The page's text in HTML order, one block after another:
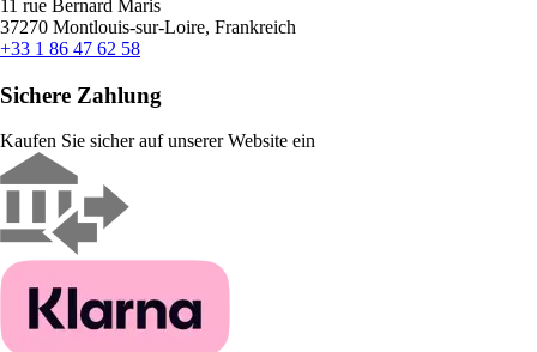
11 rue Bernard Maris
37270 Montlouis-sur-Loire, Frankreich
+33 1 86 47 62 58
Sichere Zahlung
Kaufen Sie sicher auf unserer Website ein